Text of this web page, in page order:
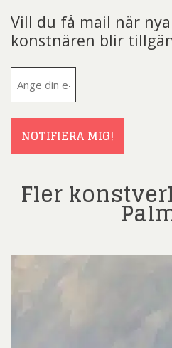
Vill du få mail när
konstnären blir
NOTIFIERA MIG!
Fler